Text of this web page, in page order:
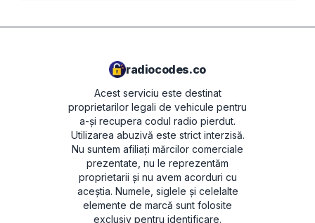
radiocodes.co
Acest serviciu este destinat
proprietarilor legali de vehicule pentru
a-și recupera codul radio pierdut.
Utilizarea abuzivă este strict interzisă.
Nu suntem afiliați mărcilor comerciale
prezentate, nu le reprezentăm
proprietarii și nu avem acorduri cu
aceștia. Numele, siglele și celelalte
elemente de marcă sunt folosite
exclusiv pentru identificare.